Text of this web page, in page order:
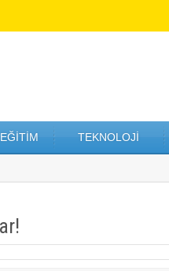
EĞİTİM TEKNOLOJİ